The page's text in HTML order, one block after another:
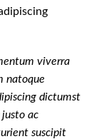
viverra
natoque
dictumst
ac
suscipit